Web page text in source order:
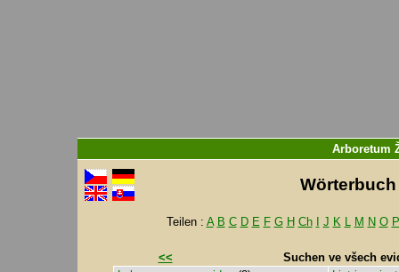
Arboretum
Teilen : A B C D E F G H Ch J K L M N O P
<<
Suchen ve všech